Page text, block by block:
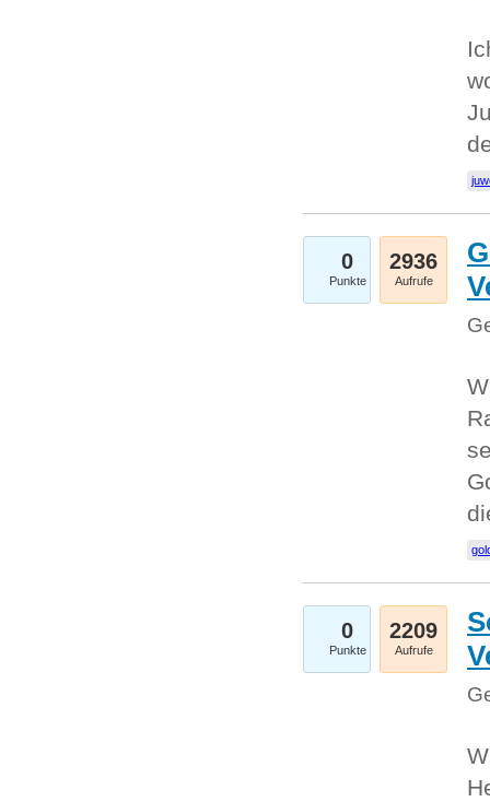
0
Punkte
2936
Aufrufe
0
Punkte
2209
Aufrufe